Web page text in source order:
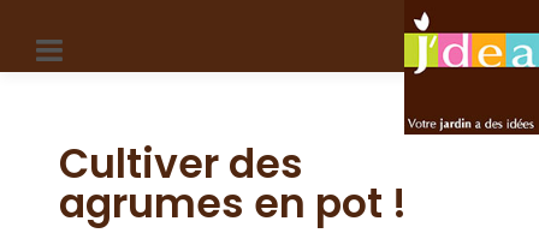
Cultiver des
agrumes en pot !